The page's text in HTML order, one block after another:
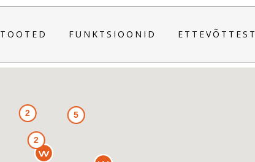
TOOTED FUNKTSIOONID ETTEVÕTTEST
5
2
2